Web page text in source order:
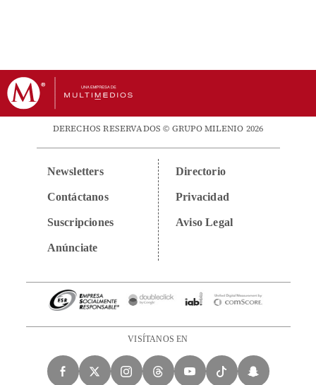
DERECHOS RESERVADOS © GRUPO MILENIO 2026
Newsletters
Contáctanos
Suscripciones
Anúnciate
Directorio
Privacidad
Aviso Legal
VISÍTANOS EN